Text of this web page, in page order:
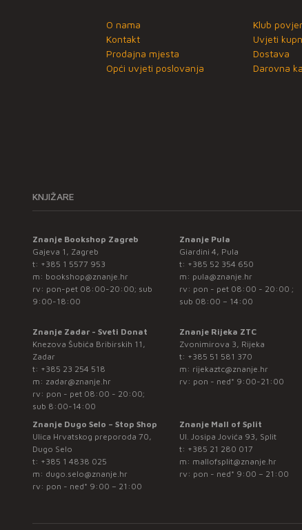
O nama
Kontakt
Prodajna mjesta
Opći uvjeti poslovanja
Klub
Uvjeti
Dostava
Darovna
KNJIŽARE
Znanje Bookshop Zagreb
Gajeva 1, Zagreb
t: +385 1 5577 953
m: bookshop@znanje.hr
rv: pon-pet 08:00-20:00; sub
9:00-18:00
Znanje Pula
Giardini 4, Pula
t: +385 52 354 650
m: pula@znanje.hr
rv: pon - pet 08:00 - 20:00 ;
sub 08:00 – 14:00
Znanje Zadar - Sveti Donat
Knezova Šubića Bribirskih 11,
Zadar
t: +385 23 254 518
m: zadar@znanje.hr
rv: pon - pet 08:00 - 20:00;
sub 8:00-14:00
Znanje Rijeka ZTC
Zvonimirova 3, Rijeka
t: +385 51 581 370
m: rijekaztc@znanje.hr
rv: pon - ned* 9:00-21:00
Znanje Dugo Selo – Stop Shop
Ulica Hrvatskog preporoda 70,
Dugo Selo
t: +385 1 4838 025
m: dugo.selo@znanje.hr
rv: pon - ned* 9:00 – 21:00
Znanje Mall of Split
Ul. Josipa Jovića 93, Split
t: +385 21 280 017
m: mallofsplit@znanje.hr
rv: pon - ned* 9:00 – 21:00